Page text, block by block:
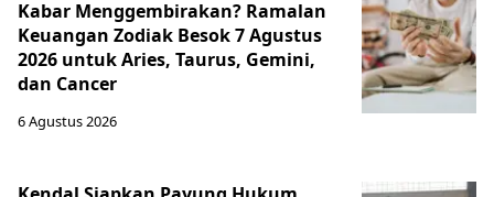
Kabar Menggembirakan? Ramalan
Keuangan Zodiak Besok 7 Agustus
2026 untuk Aries, Taurus, Gemini,
dan Cancer
6 Agustus 2026